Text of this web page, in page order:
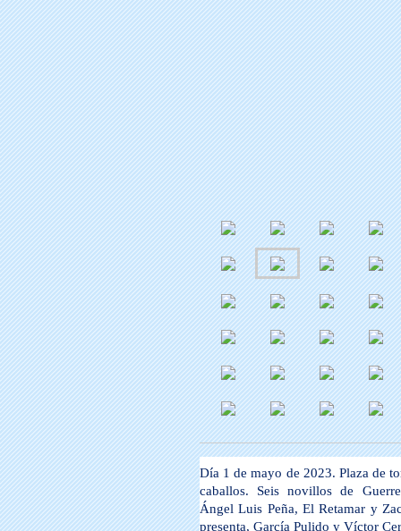
Día 1 de mayo de 2023. Plaza de
caballos. Seis novillos de
Ángel Luis Peña, El Retamar y
presenta, García Pulido y Víctor